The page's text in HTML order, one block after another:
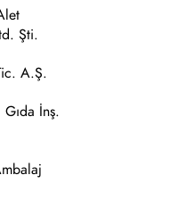
Şti.
A.Ş.
İnş.